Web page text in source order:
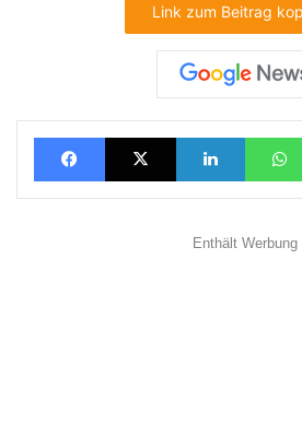
Link zum Beitrag
FacebookX
Enthält Werbung